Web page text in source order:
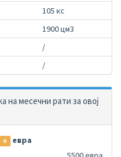
105 кс
1900 цм3
/
/
месечни рати за овој
0 евра